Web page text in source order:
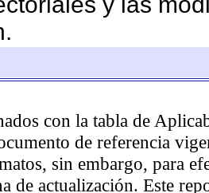
con la tabla de
de referencia
sin embargo, para
de actualización. Este